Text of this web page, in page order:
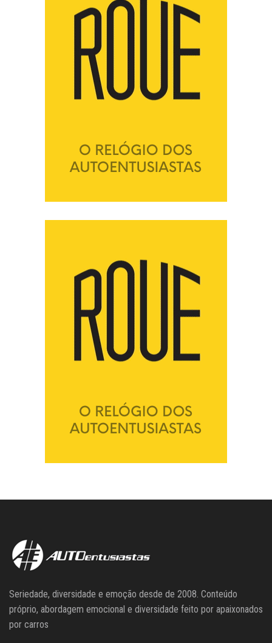
Seriedade, diversidade e emoção desde de 2008. Conteúdo
próprio, abordagem emocional e diversidade feito por apaixonados
por carros